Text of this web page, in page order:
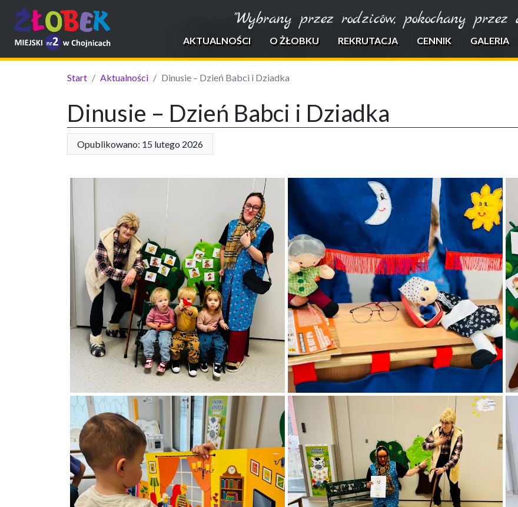
"Wybrany przez rodziców, pokochany przez
AKTUALNOŚCI O ŻŁOBKU REKRUTACJA CENNIK GALERIA
Start Aktualności Dinusie – Dzień Babci i Dziadka
Dinusie – Dzień Babci i Dziadka
Opublikowano: 15 lutego 2026